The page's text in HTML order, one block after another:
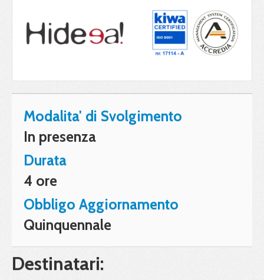
Modalita' di Svolgimento
In presenza
Durata
4 ore
Obbligo Aggiornamento
Quinquennale
Destinatari: